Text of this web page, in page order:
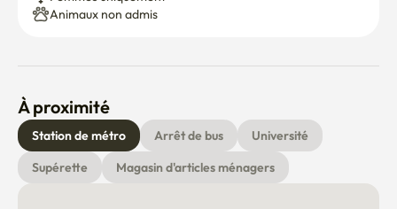
Animaux non admis
À proximité
Station de métro Arrêt de bus
Université
Supérette
Magasin d'articles ménagers